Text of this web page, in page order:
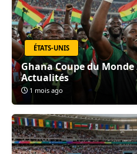
ÉTATS-UNIS
Ghana Coupe du
Actualités
1 mois ago